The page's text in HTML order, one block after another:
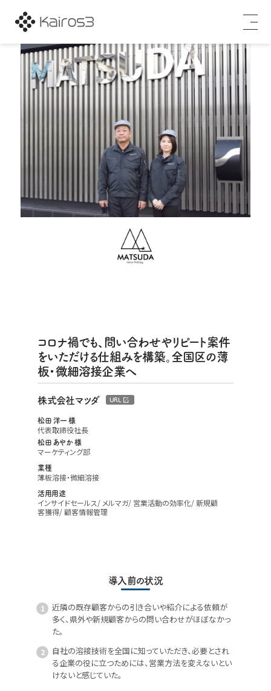
コロナ禍でも、問い合わせやリピート案件
をいただける仕組みを構築。全国区の薄
板・微細溶接企業へ
株式会社マツダ URL
松田 洋一 様
代表取締役社長
松田 あやか 様
マーケティング部
業種
薄板溶接・微細溶接
活用用途
インサイドセールス メルマガ 営業活動の効率化 新規顧
客獲得 顧客情報管理
導入前の状況
近隣の既存顧客からの引き合いや紹介による依頼が
多く、県外や新規顧客からの問い合わせがほぼなかっ
た。
自社の溶接技術を全国に知っていただき、必要とされ
る企業の役に立つためには、営業方法を変えないとい
けないと感じていた。